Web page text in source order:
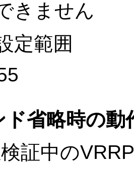
きません
定範囲
ド省略時の動
証中の